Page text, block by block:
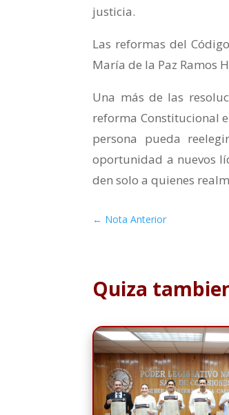
justicia.
Las reformas del
María de la Paz Ramos
Una más de las
reforma Constitucional
persona pueda
oportunidad a nuevos
den solo a quienes
← Nota Anterior
Quiza